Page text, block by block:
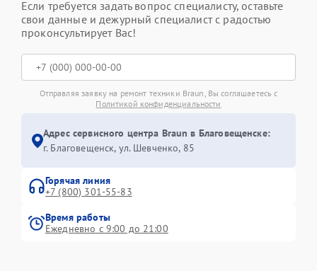
Если требуется задать вопрос специалисту, оставьте
свои данные и дежурный специалист с радостью
проконсультирует Вас!
Отправляя заявку на ремонт техники Braun, Вы соглашаетесь с
Политикой конфиденциальности
Адрес сервисного центра Braun в Благовещенске:
г. Благовещенск, ул. Шевченко, 85
Горячая линия
+7 (800) 301-55-83
Время работы
Ежедневно с 9:00 до 21:00